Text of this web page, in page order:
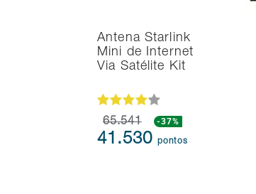
Antena Starlink
Mini de Internet
Via Satélite Kit
65.541 -37%
41.530pontos